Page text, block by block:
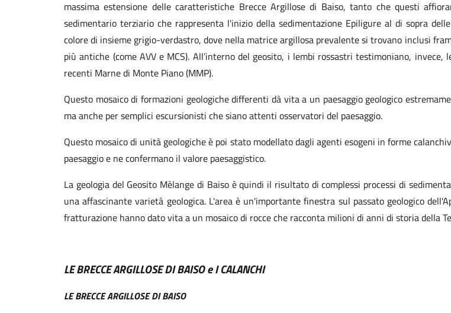
massima estensione delle caratteristiche Brecce Argillose di Baiso, tanto che questi
sedimentario terziario che rappresenta l'inizio della sedimentazione Epiligure al di sopra
colore di insieme grigio-verdastro, dove nella matrice argillosa prevalente si trovano inclusi
più antiche (come AVV e MCS). All’interno del geosito, i lembi rossastri testimoniano,
recenti Marne di Monte Piano (MMP).
Questo mosaico di formazioni geologiche differenti dà vita a un paesaggio geologico
ma anche per semplici escursionisti che siano attenti osservatori del paesaggio.
Questo mosaico di unità geologiche è poi stato modellato dagli agenti esogeni in forme
paesaggio e ne confermano il valore paesaggistico.
La geologia del Geosito Mèlange di Baiso è quindi il risultato di complessi processi di
una affascinante varietà geologica. L'area è un'importante finestra sul passato geologico
fratturazione hanno dato vita a un mosaico di rocce che racconta milioni di anni di storia della
LE BRECCE ARGILLOSE DI BAISO e I CALANCHI
LE BRECCE ARGILLOSE DI BAISO